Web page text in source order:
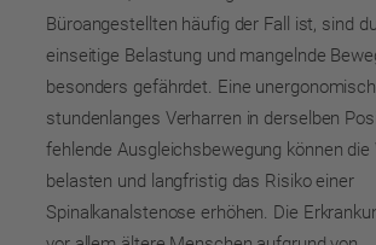
Büroangestellten häufig der Fall ist, sind
einseitige Belastung und mangelnde
besonders gefährdet. Eine
stundenlanges Verharren in derselben
fehlende Ausgleichsbewegung können die
belasten und langfristig das Risiko einer
Spinalkanalstenose erhöhen. Die